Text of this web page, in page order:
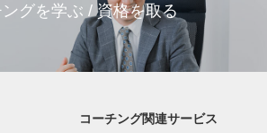
ングを学ぶ / 資格を取る
コーチング関連サービス